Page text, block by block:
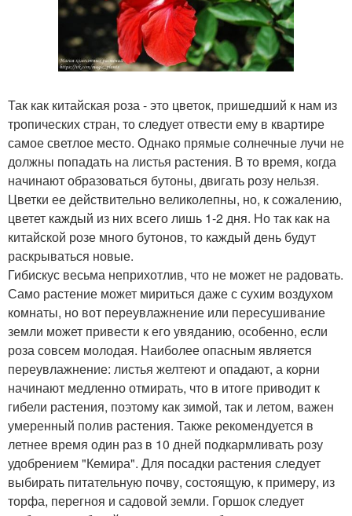
Так как китайская роза - это цветок, пришедший к нам из
тропических стран, то следует отвести ему в квартире
самое светлое место. Однако прямые солнечные лучи не
должны попадать на листья растения. В то время, когда
начинают образоваться бутоны, двигать розу нельзя.
Цветки ее действительно великолепны, но, к сожалению,
цветет каждый из них всего лишь 1-2 дня. Но так как на
китайской розе много бутонов, то каждый день будут
раскрываться новые.
Гибискус весьма неприхотлив, что не может не радовать.
Само растение может мириться даже с сухим воздухом
комнаты, но вот переувлажнение или пересушивание
земли может привести к его увяданию, особенно, если
роза совсем молодая. Наиболее опасным является
переувлажнение: листья желтеют и опадают, а корни
начинают медленно отмирать, что в итоге приводит к
гибели растения, поэтому как зимой, так и летом, важен
умеренный полив растения. Также рекомендуется в
летнее время один раз в 10 дней подкармливать розу
удобрением "Кемира". Для посадки растения следует
выбирать питательную почву, состоящую, к примеру, из
торфа, перегноя и садовой земли. Горшок следует